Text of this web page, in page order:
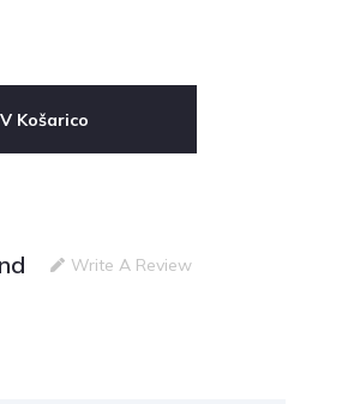
Košarico
Write A Review